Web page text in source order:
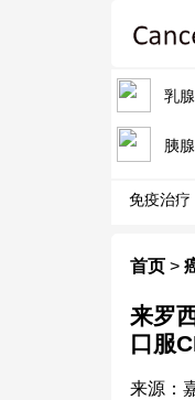
乳
胰
免疫治疗
首页>
来罗
口服
来源：